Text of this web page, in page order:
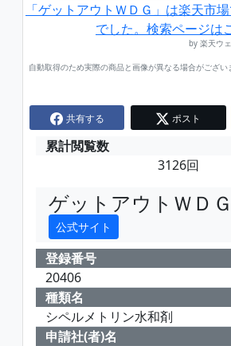
「ゲットアウトＷＤＧ」は楽天市
でした。検索ページは
by 楽天ウ
自動取得のため実際の商品と画像が異なる場合がござい
共有する ポスト
累計閲覧数
3126回
ゲットアウトＷＤＧ
公式サイト
登録番号
20406
種類名
シペルメトリン水和剤
申請社(者)名